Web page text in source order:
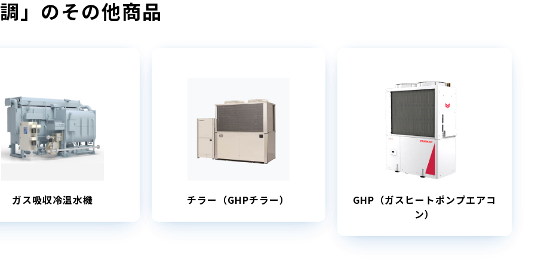
」のその他商品
ガス吸収冷温水機 チラー（GHPチラー）
GHP（ガスヒートポンプエアコ
ン）